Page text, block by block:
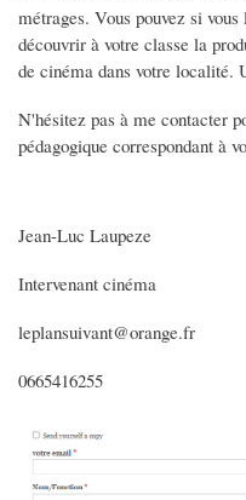
métrages. Vous pouvez si
découvrir à votre classe la
de cinéma dans votre localité.
N'hésitez pas à me contacter
pédagogique correspondant à
Jean-Luc Laupeze
Intervenant cinéma
leplansuivant@orange.fr
0665416255